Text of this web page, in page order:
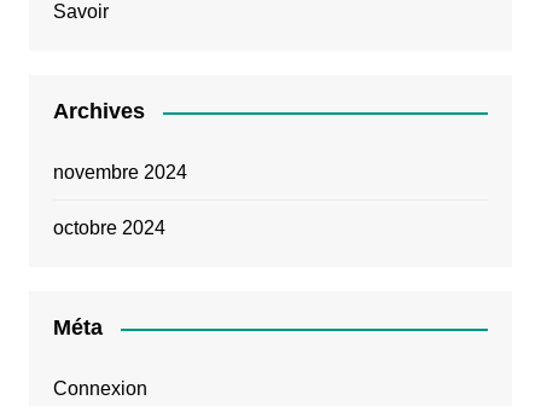
Savoir
Archives
novembre 2024
octobre 2024
Méta
Connexion